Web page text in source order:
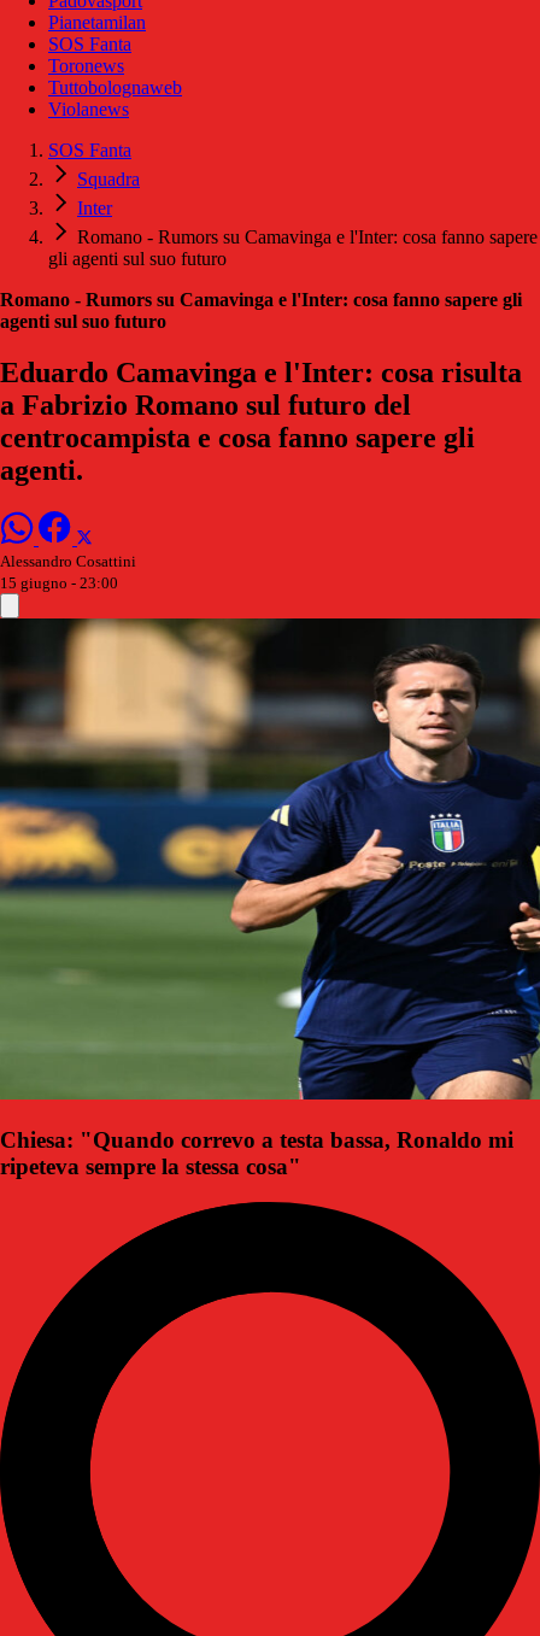
Pianetamilan
SOS Fanta
Toronews
Tuttobolognaweb
Violanews
SOS Fanta
Squadra
Inter
Romano - Rumors su Camavinga e l'Inter: cosa fanno sapere
gli agenti sul suo futuro
Romano - Rumors su Camavinga e l'Inter: cosa fanno sapere gli
agenti sul suo futuro
Eduardo Camavinga e l'Inter: cosa risulta
a Fabrizio Romano sul futuro del
centrocampista e cosa fanno sapere gli
agenti.
Alessandro Cosattini
15 giugno - 23:00
Chiesa: "Quando correvo a testa bassa, Ronaldo mi
ripeteva sempre la stessa cosa"